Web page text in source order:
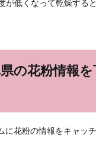
が低くなって乾燥する
の花粉情報
に花粉の情報をキャッ